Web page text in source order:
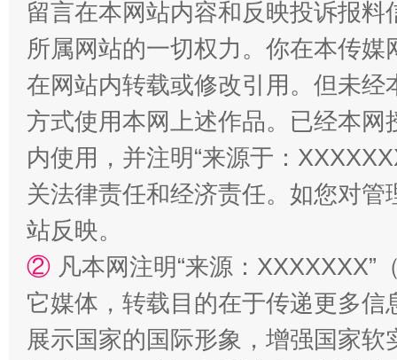
扯下公款旅游的“隐身衣” 如何以
留言在本网站内容和反映投诉报
所属网站的一切权力。你在本传
在网站内转载或修改引用。但未
方式使用本网上述作品。已经本
内使用，并注明“来源于：
关法律责任和经济责任。如您对
站反映。
② 凡本网注明“来源：
它媒体，转载目的在于传递更多
展示国家的国际形象，增强国家